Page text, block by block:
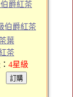
爵紅茶
葉
茶
4星級